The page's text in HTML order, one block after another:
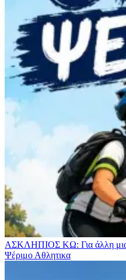
ΑΣΚΛΗΠΙΟΣ ΚΩ: Για άλλη μια
Ψέριμο Αθλητικα